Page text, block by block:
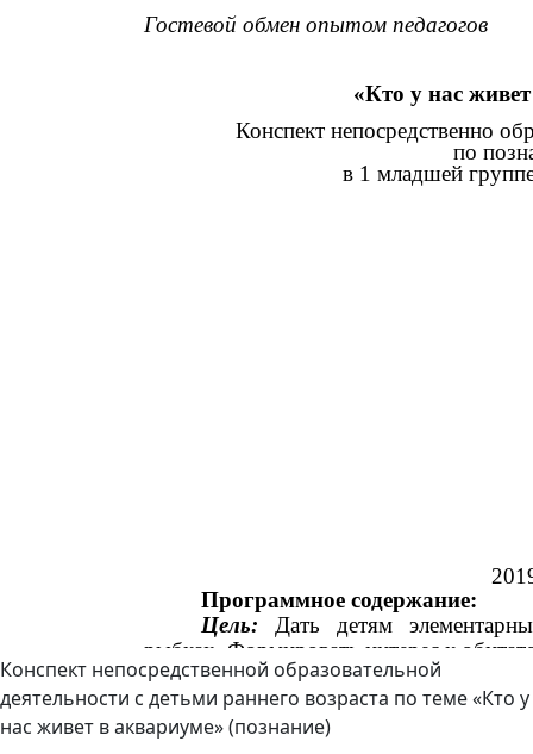
Конспект непосредственной образовательной
деятельности с детьми раннего возраста по теме «Кто у
нас живет в аквариуме» (познание)